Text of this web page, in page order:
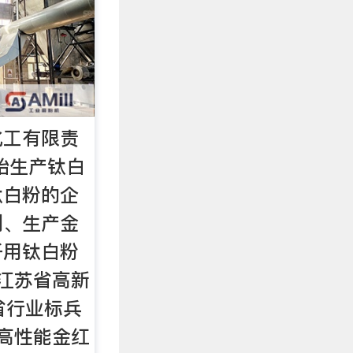
有限责
生产钛白
粉的企
生产金
钛白粉
苏省高新
业标兵
性能金红